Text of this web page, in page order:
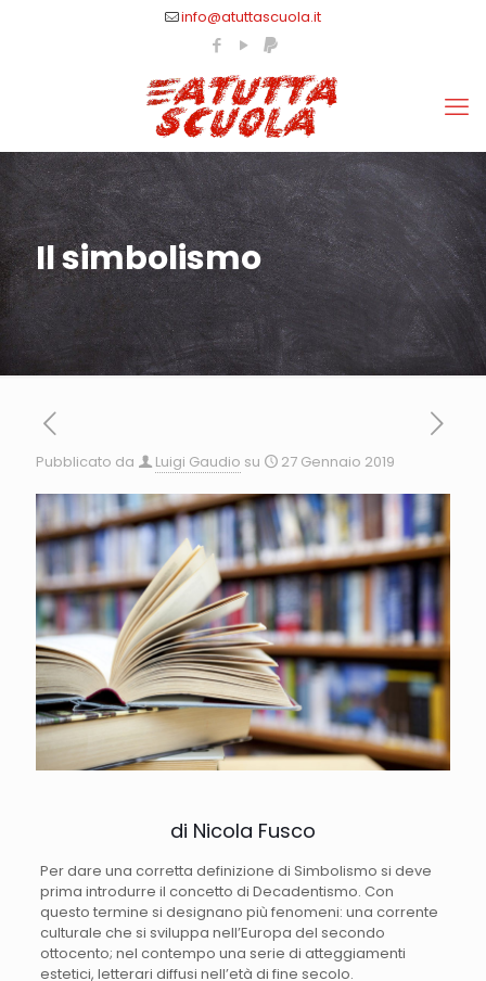
info@atuttascuola.it
Il simbolismo
Pubblicato da Luigi Gaudio su 27 Gennaio 2019
di Nicola Fusco
Per dare una corretta definizione di Simbolismo si deve
prima introdurre il concetto di Decadentismo. Con
questo termine si designano più fenomeni: una corrente
culturale che si sviluppa nell’Europa del secondo
ottocento; nel contempo una serie di atteggiamenti
estetici, letterari diffusi nell’età di fine secolo.